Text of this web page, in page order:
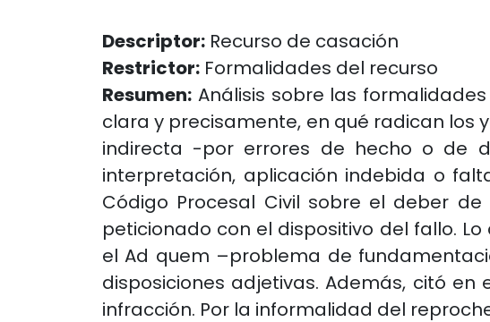
Descriptor: Recurso de casación
Restrictor: Formalidades del recurso
Resumen: Análisis sobre las
clara y precisamente, en qué radican los
indirecta -por errores de hecho o de
interpretación, aplicación indebida o
Código Procesal Civil sobre el deber
peticionado con el dispositivo del fallo.
el Ad quem –problema de
disposiciones adjetivas. Además, citó
infracción. Por la informalidad del